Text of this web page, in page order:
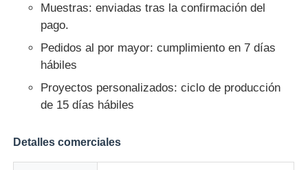
Muestras: enviadas tras la confirmación del
pago.
Pedidos al por mayor: cumplimiento en 7 días
hábiles
Proyectos personalizados: ciclo de producción
de 15 días hábiles
Detalles comerciales